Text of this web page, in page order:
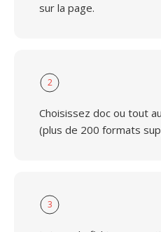
sur la page.
2
Choisissez doc ou tout
(plus de 200 formats
3